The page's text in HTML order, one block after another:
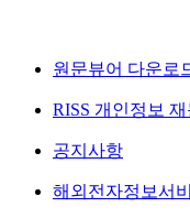
원문뷰어 다운로
RISS 개인정보 재
공지사항
해외전자정보서